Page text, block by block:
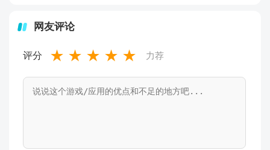
网友评论
评分 ★ ★ ★ ★ ★ 力荐